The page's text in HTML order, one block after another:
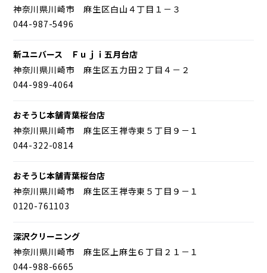
神奈川県川崎市 麻生区白山４丁目１－３
044-987-5496
新ユニバース Ｆｕｊｉ五月台店
神奈川県川崎市 麻生区五力田２丁目４－２
044-989-4064
おそうじ本舗青葉桜台店
神奈川県川崎市 麻生区王禅寺東５丁目９－１
044-322-0814
おそうじ本舗青葉桜台店
神奈川県川崎市 麻生区王禅寺東５丁目９－１
0120-761103
深沢クリーニング
神奈川県川崎市 麻生区上麻生６丁目２１－１
044-988-6665